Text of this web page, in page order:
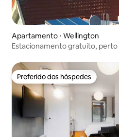
Apartamento ⋅ Wellington
Estacionamento gratuito, perto
Preferido dos hóspedes
Preferido dos hóspedes